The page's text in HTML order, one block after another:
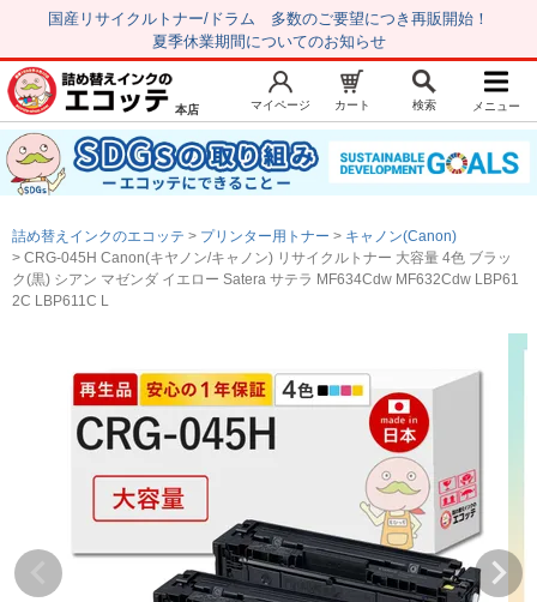
国産リサイクルトナー/ドラム 多数のご要望につき再販開始！
夏季休業期間についてのお知らせ
新規会員登録 マイページ
トップページ お気に入り
注文履歴 レビュー履歴
はじめての方へ
初心者用セット
キャノンインク
ブラザーインク
詰め替えインク
互換インクボトル
本店 マイページ カート 検索 メニュー
詰め替えインクのエコッテ プリンター用トナー
キャノン(Canon)
CRG-045H Canon(キヤノン/キャノン) リサイクルトナー 大容量 4色 ブラッ
ク(黒) シアン マゼンダ イエロー Satera サテラ MF634Cdw MF632Cdw LBP61
2C LBP611C L